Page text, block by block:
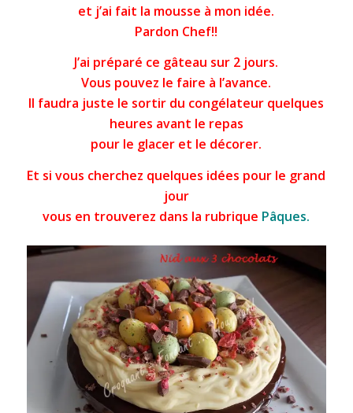
et j’ai fait la mousse à mon idée.
Pardon Chef!!
J’ai préparé ce gâteau sur 2 jours.
Vous pouvez le faire à l’avance.
Il faudra juste le sortir du congélateur quelques
heures avant le repas
pour le glacer et le décorer.
Et si vous cherchez quelques idées pour le grand
jour
vous en trouverez dans la rubrique Pâques.